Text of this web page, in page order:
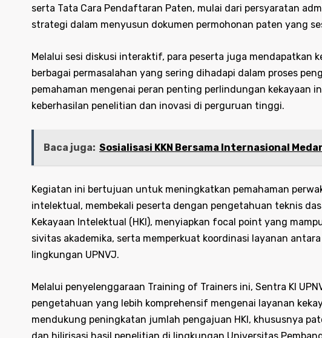
serta Tata Cara Pendaftaran Paten, mulai dari persyaratan
strategi dalam menyusun dokumen permohonan paten yang
Melalui sesi diskusi interaktif, para peserta juga mendapatkan
berbagai permasalahan yang sering dihadapi dalam proses
pemahaman mengenai peran penting perlindungan kekayaan
keberhasilan penelitian dan inovasi di perguruan tinggi.
Baca juga: Sosialisasi KKN Bersama Internasional
Kegiatan ini bertujuan untuk meningkatkan pemahaman
intelektual, membekali peserta dengan pengetahuan teknis
Kekayaan Intelektual (HKI), menyiapkan focal point yang
sivitas akademika, serta memperkuat koordinasi layanan
lingkungan UPNVJ.
Melalui penyelenggaraan Training of Trainers ini, Sentra KI
pengetahuan yang lebih komprehensif mengenai layanan
mendukung peningkatan jumlah pengajuan HKI, khususnya